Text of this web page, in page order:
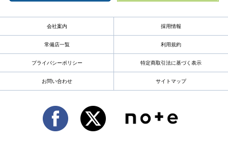
会社案内 採用情報
常備店一覧 利用規約
プライバシーポリシー 特定商取引法に基づく表示
お問い合わせ サイトマップ